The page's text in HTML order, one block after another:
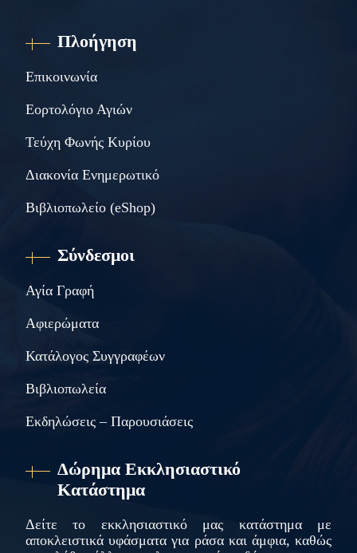
Πλοήγηση
Επικοινωνία
Εορτολόγιο Αγιών
Τεύχη Φωνής Κυρίου
Διακονία Ενημερωτικό
Βιβλιοπωλείο (eShop)
Σύνδεσμοι
Αγία Γραφή
Αφιερώματα
Κατάλογος Συγγραφέων
Βιβλιοπωλεία
Εκδηλώσεις – Παρουσιάσεις
Δώρημα Εκκλησιαστικό
Κατάστημα
Δείτε το εκκλησιαστικό μας κατάστημα με
αποκλειστικά υφάσματα για ράσα και άμφια, καθώς